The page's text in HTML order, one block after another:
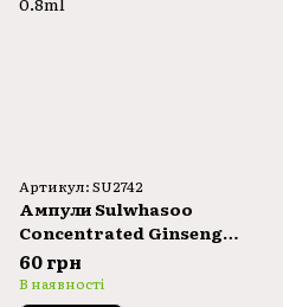
Артикул: SU2742
Ампули Sulwhasoo
Concentrated Ginseng
Rejuvenating Ampoule
0.8ml
60 грн
В наявності